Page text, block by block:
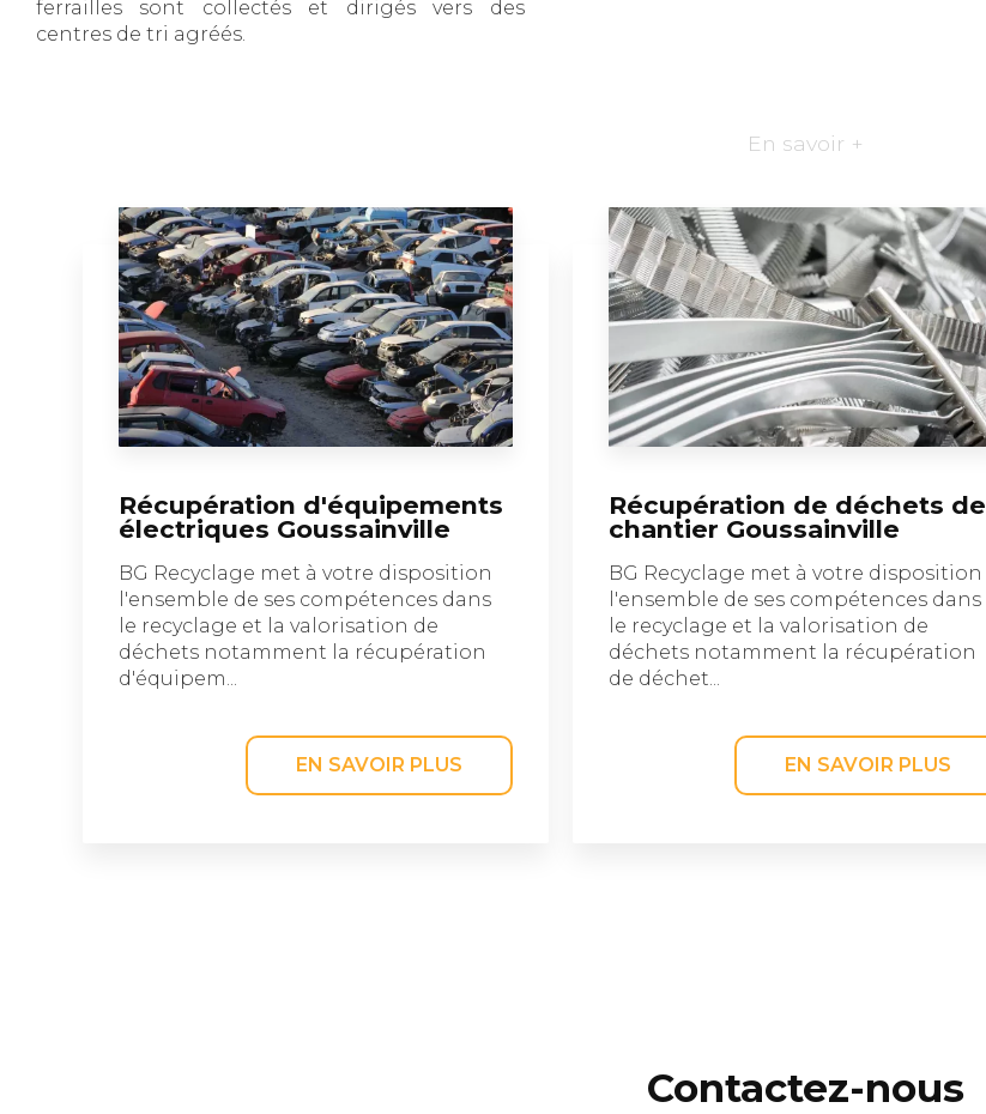
ferrailles sont collectés et dirigés vers des
centres de tri agréés.
En savoir +
Récupération d'équipements
électriques Goussainville
BG Recyclage met à votre disposition
l'ensemble de ses compétences dans
le recyclage et la valorisation de
déchets notamment la récupération
d'équipem...
EN SAVOIR PLUS
Récupération de déchets de
chantier Goussainville
BG Recyclage met à votre disposition
l'ensemble de ses compétences dans
le recyclage et la valorisation de
déchets notamment la récupération
de déchet...
EN SAVOIR PLUS
Contactez-nous